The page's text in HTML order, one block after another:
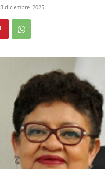
3 diciembre, 2025